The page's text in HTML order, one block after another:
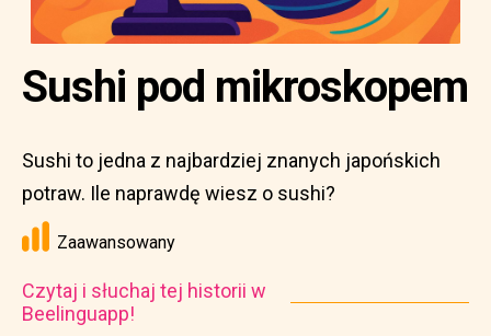
Sushi pod mikroskopem
Sushi to jedna z najbardziej znanych japońskich
potraw. Ile naprawdę wiesz o sushi?
Zaawansowany
Czytaj i słuchaj tej historii w
Beelinguapp!